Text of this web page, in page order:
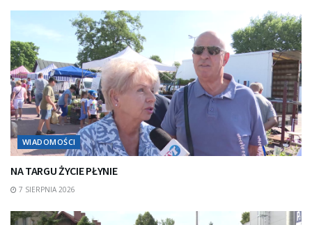
WIADOMOŚCI
NA TARGU ŻYCIE PŁYNIE
7 SIERPNIA 2026